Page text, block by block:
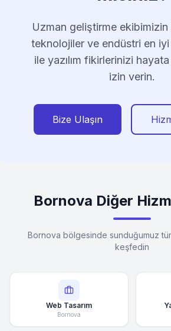
Uzman geliştirme
teknolojiler ve endüstri en iyi
ile yazılım fikirlerinizi
izin verin.
Bize Ulaşın
Bornova Diğer
Bornova bölgesinde sunduğumuz
keşfedin
Web Tasarım
Bornova